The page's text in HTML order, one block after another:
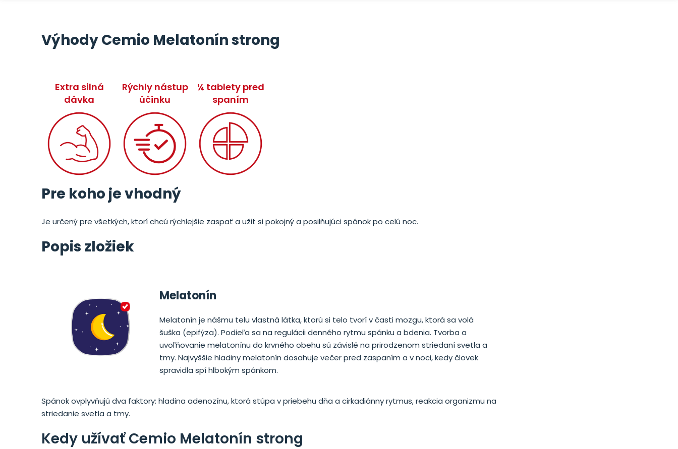
Výhody Cemio Melatonín strong
Extra silná
dávka
Rýchly nástup
účinku
¼ tablety pred
spaním
Pre koho je vhodný
Je určený pre všetkých, ktorí chcú rýchlejšie zaspať a užiť si pokojný a posilňujúci spánok po celú noc.
Popis zložiek
Melatonín
Melatonín je nášmu telu vlastná látka, ktorú si telo tvorí v časti mozgu, ktorá sa volá
šuška (epifýza). Podieľa sa na regulácii denného rytmu spánku a bdenia. Tvorba a
uvoľňovanie melatonínu do krvného obehu sú závislé na prirodzenom striedaní svetla a
tmy. Najvyššie hladiny melatonín dosahuje večer pred zaspaním a v noci, kedy človek
spravidla spí hlbokým spánkom.
Spánok ovplyvňujú dva faktory: hladina adenozínu, ktorá stúpa v priebehu dňa a cirkadiánny rytmus, reakcia organizmu na
striedanie svetla a tmy.
Kedy užívať Cemio Melatonín strong